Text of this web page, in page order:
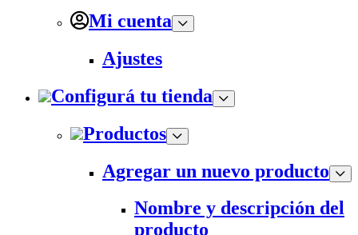
Mi cuenta
Ajustes
Configurá tu tienda
Productos
Agregar un nuevo producto
Nombre y descripción del
producto